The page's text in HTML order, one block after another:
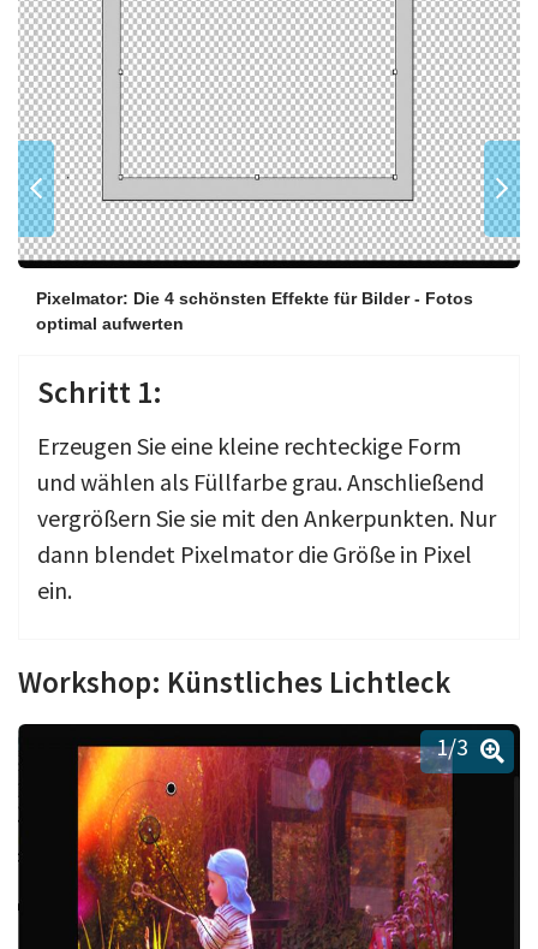
Pixelmator: Die 4 schönsten Effekte für Bilder - Fotos
optimal aufwerten
Schritt 1:
Erzeugen Sie eine kleine rechteckige Form
und wählen als Füllfarbe grau. Anschließend
vergrößern Sie sie mit den Ankerpunkten. Nur
dann blendet Pixelmator die Größe in Pixel
ein.
Workshop: Künstliches Lichtleck
1/3